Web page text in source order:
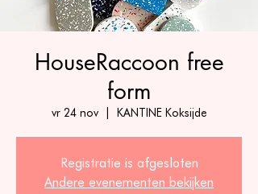
HouseRaccoon free
form
vr 24 nov
  |
KANTINE Koksijde
Registratie is afgesloten
Andere evenementen bekijken